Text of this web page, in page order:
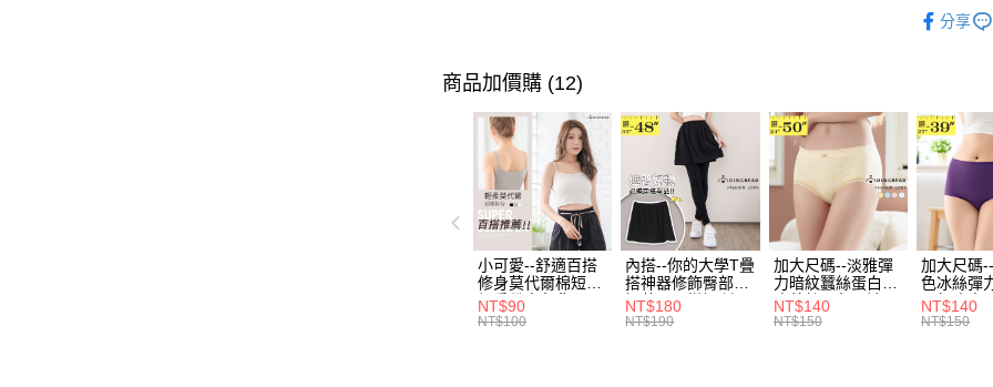
1.分期款
醒簡訊。
【注意事
1.本服務
用戶於交
款買賣價
2.基於同
資料（包
用，由本
3.完整用
【「
１．於結
３．收到
／ATM／
※ 請注意
絡購買商
先享後付
※ 交易是
是否繳費
付客戶支
【注意事
１．透過
交易，需
每筆
7-11取貨
每筆
付款後7-
每筆
宅配
每筆
分享
商品加價購 (12)
小可愛--舒適百搭
修身莫代爾棉短版
細肩帶素色背心
(白.黑.灰L-2L)-
NT$90
NT$100
內搭--你的大學T疊
搭神器修飾臀部下
擺萬用內搭裙/遮臀
裙(黑2L-6L)-Q155
NT$180
NT$190
加大尺碼--淡雅彈
力暗紋蠶絲蛋白無
痕蕾絲三角內褲
(白.粉.藍.黃XL-
NT$140
NT$150
加大尺碼
色冰絲彈
臀無痕中
褲(黑.紅.
NT$140
NT$150